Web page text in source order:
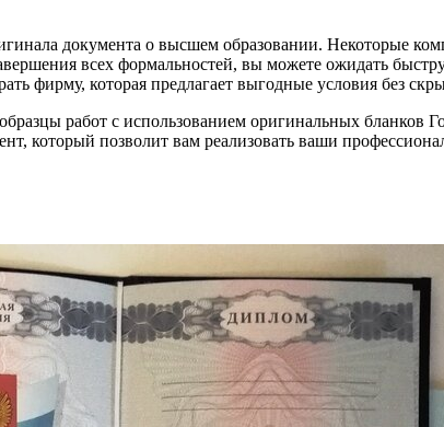
документа о высшем образовании. Некоторые
всех формальностей, вы можете ожидать
фирму, которая предлагает выгодные условия без
работ с использованием оригинальных бланков
который позволит вам реализовать ваши